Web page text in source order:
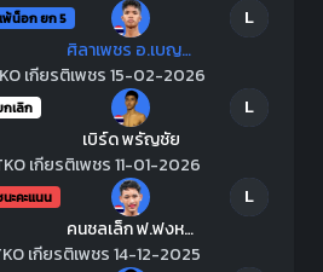
พ้น็อก ยก 5
L
ศิลาเพชร อ.เบญจมาศ
เกียรติเพชร 15-02-2026
กเลิก
L
เบิร์ด พรัญชัย
เกียรติเพชร 11-01-2026
ะคะแนน
L
คนชลเล็ก ฟ.ฟงหวิน
เกียรติเพชร 14-12-2025